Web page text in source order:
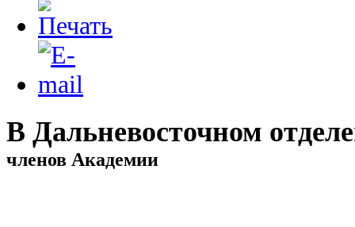
В Дальневосточном
членов Академии